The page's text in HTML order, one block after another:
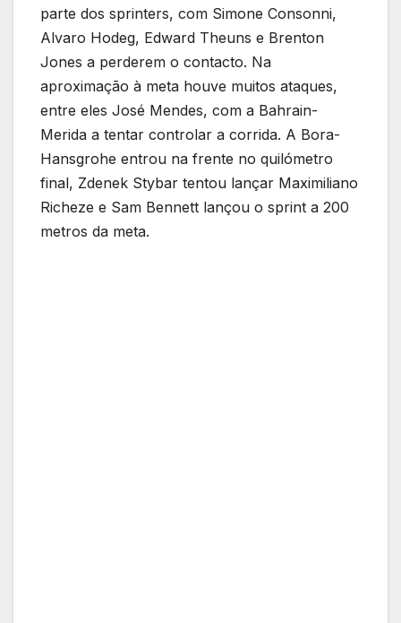
parte dos sprinters, com Simone Consonni,
Alvaro Hodeg, Edward Theuns e Brenton
Jones a perderem o contacto. Na
aproximação à meta houve muitos ataques,
entre eles José Mendes, com a Bahrain-
Merida a tentar controlar a corrida. A Bora-
Hansgrohe entrou na frente no quilómetro
final, Zdenek Stybar tentou lançar Maximiliano
Richeze e Sam Bennett lançou o sprint a 200
metros da meta.